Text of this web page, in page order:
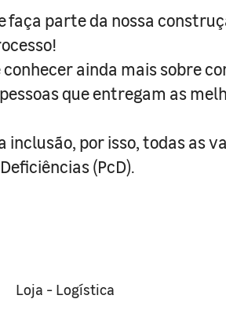
faça parte da nossa
ainda mais sobre
que entregam as
por isso, todas as
(PcD).
Loja - Logística